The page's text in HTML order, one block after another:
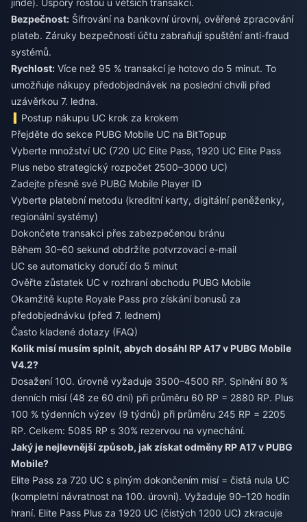
jinde). Úspory rostou u větších transakcí.
Bezpečnost: Šifrování na bankovní úrovni, ověřené zpracování
plateb. Záruky bezpečnosti účtu zabraňují spuštění anti-fraud
systémů.
Rychlost: Více než 95 % transakcí je hotovo do 5 minut. To
umožňuje nákupy předobjednávek na poslední chvíli před
uzávěrkou 7. ledna.
Postup nákupu UC krok za krokem
Přejděte do sekce PUBG Mobile UC na BitTopup
Vyberte množství UC (720 UC Elite Pass, 1920 UC Elite Pass
Plus nebo strategický rozpočet 2500–3000 UC)
Zadejte přesně své PUBG Mobile Player ID
Vyberte platební metodu (kreditní karty, digitální peněženky,
regionální systémy)
Dokončete transakci přes zabezpečenou bránu
Během 30–60 sekund obdržíte potvrzovací e-mail
UC se automaticky doručí do 5 minut
Ověřte zůstatek UC v rozhraní obchodu PUBG Mobile
Okamžitě kupte Royale Pass pro získání bonusů za
předobjednávku (před 7. lednem)
Často kladené dotazy (FAQ)
Kolik misí musím splnit, abych dosáhl RP A17 v PUBG Mobile
V4.2?
Dosažení 100. úrovně vyžaduje 3500–4500 RP. Splnění 80 %
denních misí (48 ze 60 dní) při průměru 60 RP = 2880 RP. Plus
100 % týdenních výzev (9 týdnů) při průměru 245 RP = 2205
RP. Celkem: 5085 RP s 30% rezervou na vynechání.
Jaký je nejlevnější způsob, jak získat odměny RP A17 v PUBG
Mobile?
Elite Pass za 720 UC s plným dokončením misí = čistá nula UC
(kompletní návratnost na 100. úrovni). Vyžaduje 90–120 hodin
hraní. Elite Pass Plus za 1920 UC (čistých 1200 UC) zkracuje